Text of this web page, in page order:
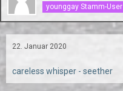
younggay Stamm-User
22. Januar 2020
careless whisper - seether